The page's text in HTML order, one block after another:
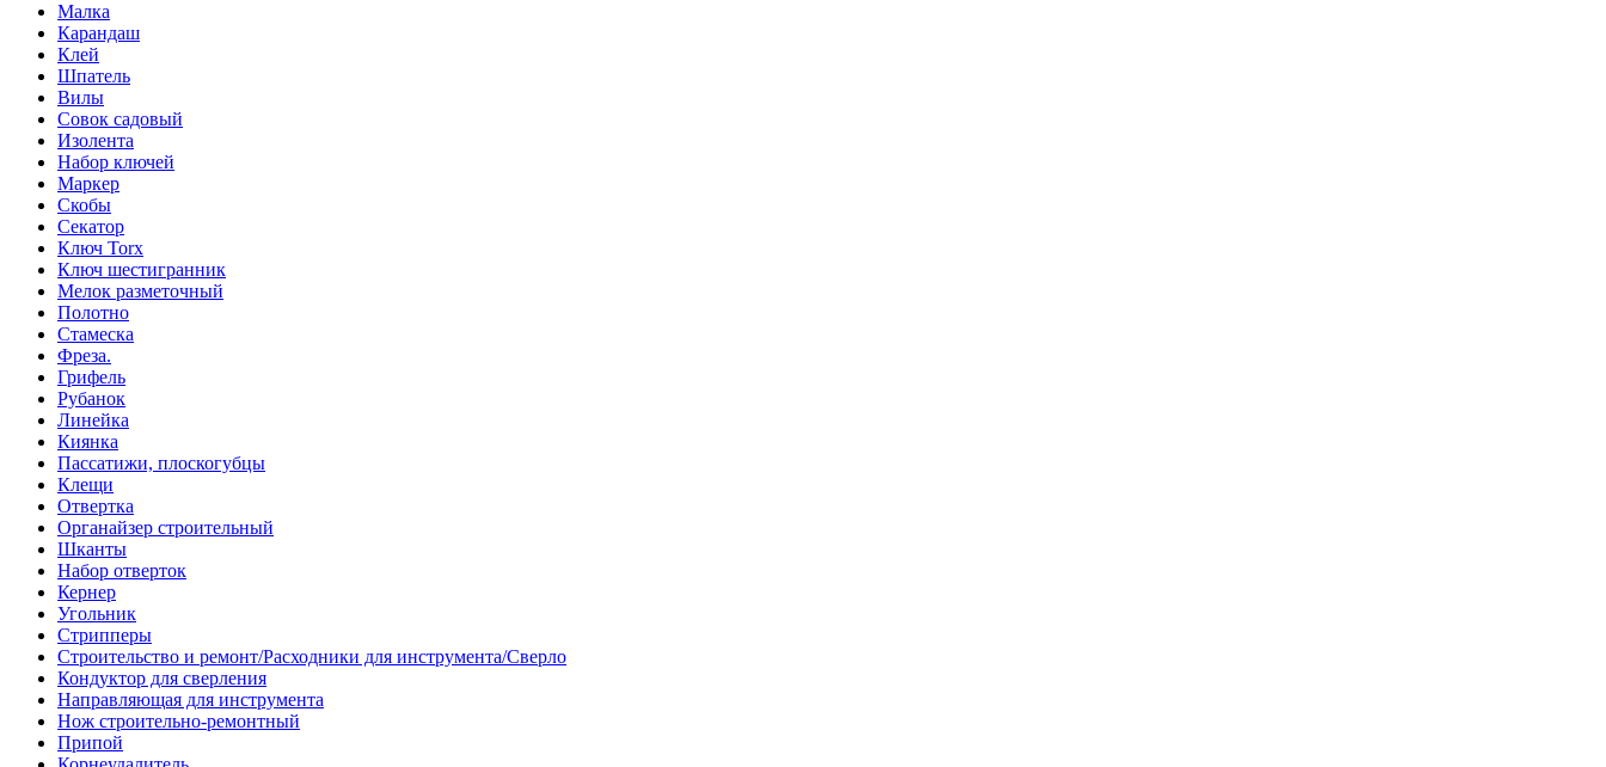
Малка
Карандаш
Клей
Шпатель
Вилы
Совок садовый
Изолента
Набор ключей
Маркер
Скобы
Секатор
Ключ Torx
Ключ шестигранник
Мелок разметочный
Полотно
Стамеска
Фреза.
Грифель
Рубанок
Линейка
Киянка
Пассатижи, плоскогубцы
Клещи
Отвертка
Органайзер строительный
Шканты
Набор отверток
Кернер
Угольник
Стрипперы
Строительство и ремонт/Расходники для инструмента/Сверло
Кондуктор для сверления
Направляющая для инструмента
Нож строительно-ремонтный
Припой